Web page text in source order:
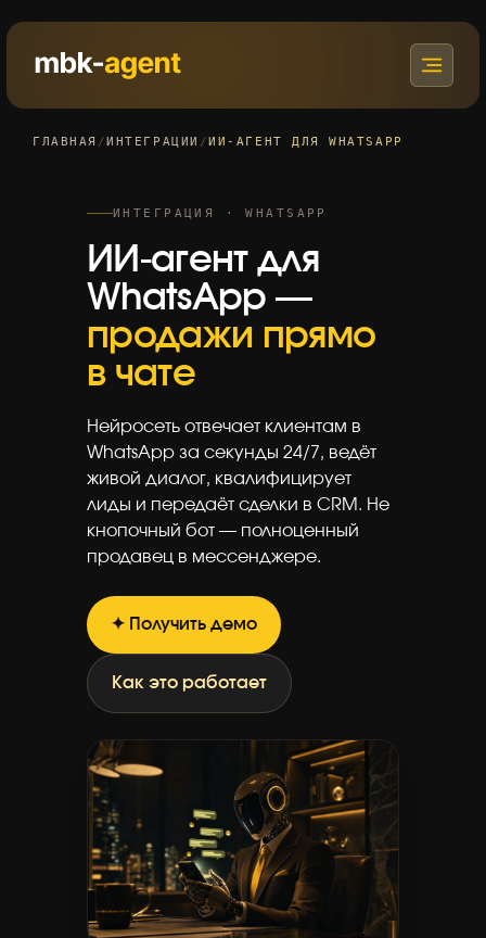
ГЛАВНАЯ /ИНТЕГРАЦИИ /ИИ-АГЕНТ ДЛЯ WHATSAPP
ИНТЕГРАЦИЯ · WHATSAPP
ИИ-агент для
WhatsApp —
продажи прямо
в чате
Нейросеть отвечает клиентам в
WhatsApp за секунды 24/7, ведёт
живой диалог, квалифицирует
лиды и передаёт сделки в CRM. Не
кнопочный бот — полноценный
продавец в мессенджере.
✦ Получить демо
Как это работает